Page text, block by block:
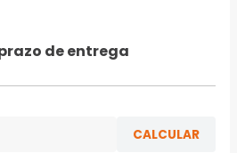
para agricultura, paisagismo e
de combate a incêndio
de entrega